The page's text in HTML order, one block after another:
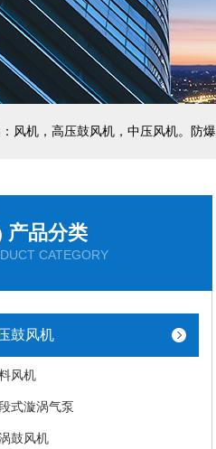
风机，高压鼓风机，中压风机。防
产品分类
CATEGORY
鼓风机
料风机
式漩涡气泵
鼓风机